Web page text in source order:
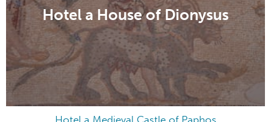
Hotel a House of Dionysus